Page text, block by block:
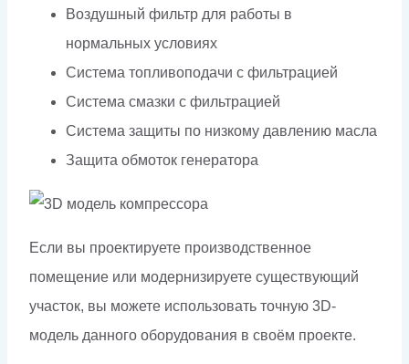
Воздушный фильтр для работы в
нормальных условиях
Система топливоподачи с фильтрацией
Система смазки с фильтрацией
Система защиты по низкому давлению масла
Защита обмоток генератора
Если вы проектируете производственное
помещение или модернизируете существующий
участок, вы можете использовать точную 3D-
модель данного оборудования в своём проекте.